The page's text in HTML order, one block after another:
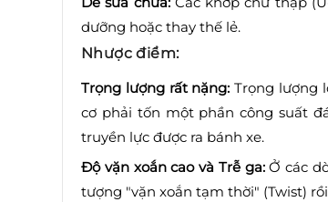
dưỡng hoặc thay thế lẻ.
Nhược điểm:
Trọng lượng rất nặng: Trọng lượng
cơ phải tốn một phần công suất
truyền lực được ra bánh xe.
Độ vặn xoắn cao và Trễ ga:Ở các
tượng "vặn xoắn tạm thời" (Twist)